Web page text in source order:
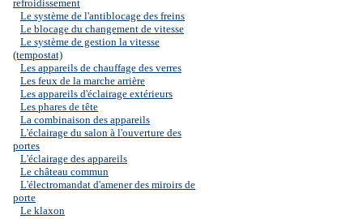
refroidissement
Le système de l'antiblocage des freins
Le blocage du changement de vitesse
Le système de gestion la vitesse
(tempostat)
Les appareils de chauffage des verres
Les feux de la marche arrière
Les appareils d'éclairage extérieurs
Les phares de tête
La combinaison des appareils
L'éclairage du salon à l'ouverture des
portes
L'éclairage des appareils
Le château commun
L'électromandat d'amener des miroirs de
porte
Le klaxon